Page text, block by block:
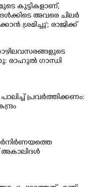
കുട്ടികളാണ്,
അവരെ ചിലർ
ശ്രമിച്ചു'; രാജിക്ക്
രാഹുൽ ഗാന്ധി
പാലിച്ച് പ്രവർത്തിക്കണം: